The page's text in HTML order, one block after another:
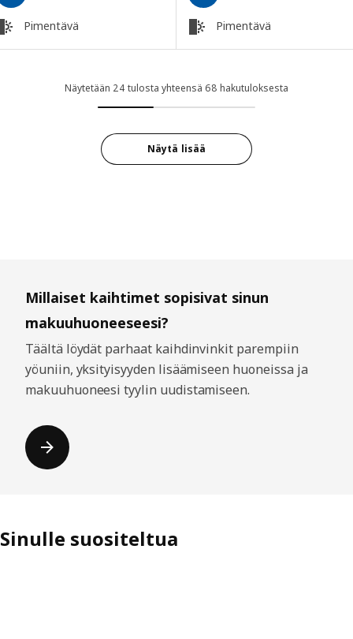
Pimentävä Pimentävä
Näytetään 24 tulosta yhteensä 68 hakutuloksesta
Näytä lisää
Millaiset kaihtimet sopisivat sinun
makuuhuoneeseesi?
Täältä löydät parhaat kaihdinvinkit parempiin
yöuniin, yksityisyyden lisäämiseen huoneissa ja
makuuhuoneesi tyylin uudistamiseen.
Sinulle suositeltua